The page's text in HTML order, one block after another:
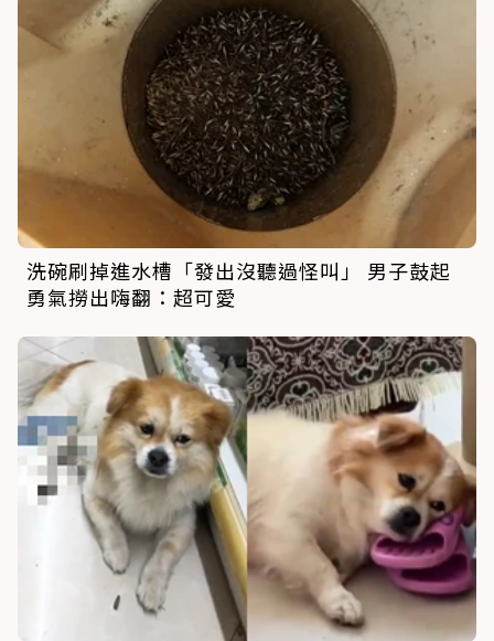
洗碗刷掉進水槽「發出沒聽過怪叫」 男子鼓起
勇氣撈出嗨翻：超可愛